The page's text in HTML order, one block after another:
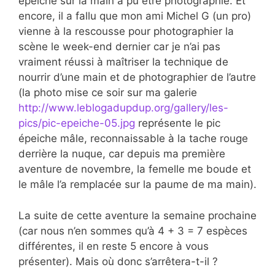
encore, il a fallu que mon ami Michel G (un pro)
vienne à la rescousse pour photographier la
scène le week-end dernier car je n’ai pas
vraiment réussi à maîtriser la technique de
nourrir d’une main et de photographier de l’autre
(la photo mise ce soir sur ma galerie
http://www.leblogadupdup.org/gallery/les-
pics/pic-epeiche-05.jpg représente le pic
épeiche mâle, reconnaissable à la tache rouge
derrière la nuque, car depuis ma première
aventure de novembre, la femelle me boude et
le mâle l’a remplacée sur la paume de ma main).
La suite de cette aventure la semaine prochaine
(car nous n’en sommes qu’à 4 + 3 = 7 espèces
différentes, il en reste 5 encore à vous
présenter). Mais où donc s’arrêtera-t-il ?